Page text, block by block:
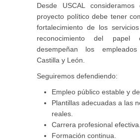
Desde USCAL consideramos
proyecto político debe tener
fortalecimiento de los
reconocimiento del papel
desempeñan los
Castilla y León.
Seguiremos defendiendo:
Empleo público estable y de
Plantillas adecuadas a las
reales.
Carrera profesional efectiva.
Formación continua.